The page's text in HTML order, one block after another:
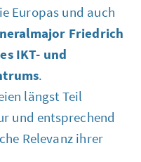
Europas und auch
Friedrich
IKT- und
.
längst Teil
und entsprechend
Relevanz ihrer